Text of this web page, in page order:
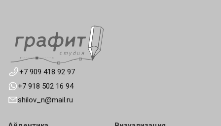
+7 909 418 92 97
+7 918 502 16 94
shilov_n@mail.ru